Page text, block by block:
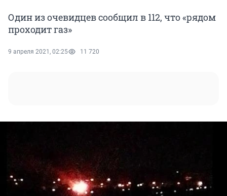
Один из очевидцев сообщил в 112, что «рядом
проходит газ»
9 апреля 2021, 02:25 11 720